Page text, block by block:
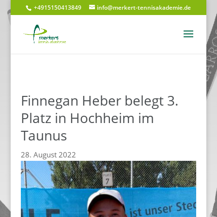
+4915150413849 info@merkert-tennisakademie.de
Finnegan Heber belegt 3.
Platz in Hochheim im
Taunus
28. August 2022